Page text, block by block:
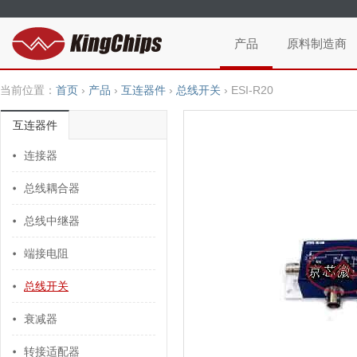
产品 原料制造商
当前位置： 首页 › 产品 › 互连器件 › 总线开关 › ESI-R20
互连器件
+
连接器
总线耦合器
总线中继器
端接电阻
总线开关
衰减器
转接适配器